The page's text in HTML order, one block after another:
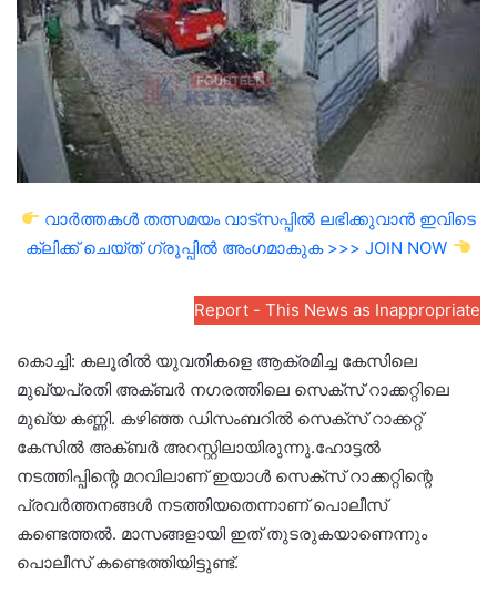
വാർത്തകൾ തത്സമയം വാട്സപ്പിൽ ലഭിക്കുവാൻ ഇവിടെ
ക്ലിക്ക് ചെയ്ത് ഗ്രൂപ്പിൽ അംഗമാകുക >>> JOIN NOW
Report - This News as Inappropriate
കൊച്ചി: കലൂരില്‍ യുവതികളെ ആക്രമിച്ച കേസിലെ
മുഖ്യപ്രതി അക്ബര്‍ നഗരത്തിലെ സെക്‌സ് റാക്കറ്റിലെ
മുഖ്യ കണ്ണി. കഴിഞ്ഞ ഡിസംബറില്‍ സെക്‌സ് റാക്കറ്റ്
കേസില്‍ അക്ബര്‍ അറസ്റ്റിലായിരുന്നു.ഹോട്ടല്‍
നടത്തിപ്പിന്റെ മറവിലാണ് ഇയാള്‍ സെക്‌സ് റാക്കറ്റിന്റെ
പ്രവര്‍ത്തനങ്ങള്‍ നടത്തിയതെന്നാണ് പൊലീസ്
കണ്ടെത്തല്‍. മാസങ്ങളായി ഇത് തുടരുകയാണെന്നും
പൊലീസ് കണ്ടെത്തിയിട്ടുണ്ട്.